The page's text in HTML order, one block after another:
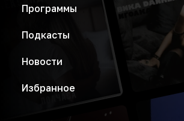
Программы
Подкасты
Новости
Избранное